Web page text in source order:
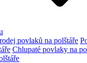
povlaků na polštáře
Chlupaté povlaky na